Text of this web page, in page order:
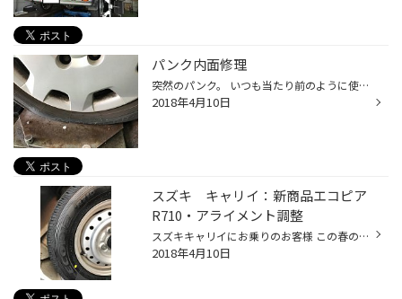
パンク内面修理
突然のパンク。 いつも当たり前のように使えていた車がパンクして動けなくなってしまうと、どうしたらいいかわからない。これほど辛いものはありませんよね。。。 パンクしたまま走行すると、タイヤの内部構造が破壊されてしまいます。判断基準として空気圧が100kPa切ってしまったタイヤは、何かし...
2018年4月10日
スズキ キャリイ：新商品エコピア
R710・アライメント調整
スズキキャリイにお乗りのお客様 この春の新商品 エコピアR710に4本交換させて頂きました！ 有り難うございます！ 働く軽自動車専用タイヤなので、より長持ち、より低燃費性能となっています！ あわせてアライメント調整もさせていただき、快適になったかと思います！ ありがとうございました！
2018年4月10日